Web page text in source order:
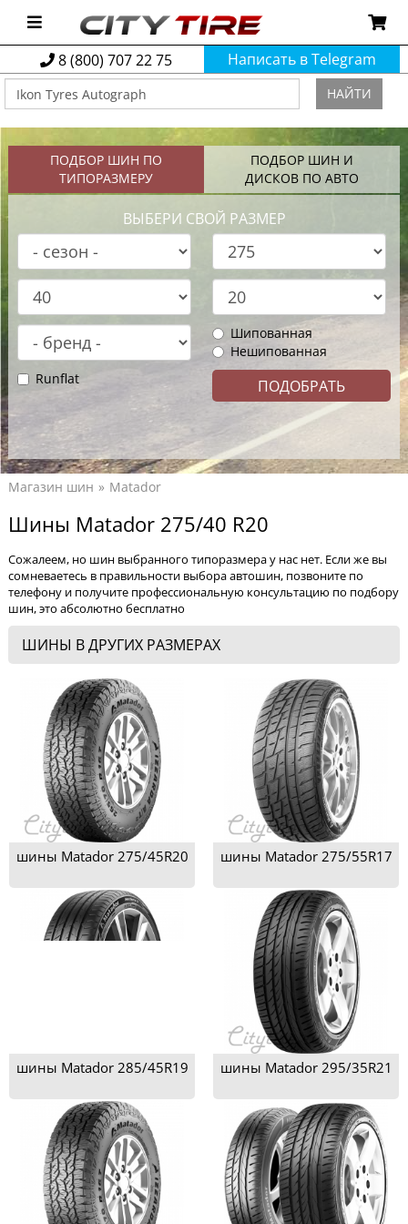
8 (800) 707 22 75 Написать в Telegram
НАЙТИ
ПОДБОР ШИН ПО
ТИПОРАЗМЕРУ
ПОДБОР ШИН И
ДИСКОВ ПО АВТО
ВЫБЕРИ СВОЙ РАЗМЕР
Шипованная
Нешипованная
Runflat
Магазин шин Matador
Шины Matador 275/40 R20
Сожалеем, но шин выбранного типоразмера у нас нет. Если же вы
сомневаетесь в правильности выбора автошин, позвоните по
телефону и получите профессиональную консультацию по подбору
шин, это абсолютно бесплатно
ШИНЫ В ДРУГИХ РАЗМЕРАХ
шины Matador 275/45R20 шины Matador 275/55R17
шины Matador 285/45R19 шины Matador 295/35R21